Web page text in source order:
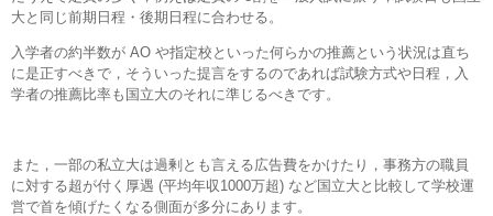
大と同じ前期日程・後期日程に合わせる。
入学者の約半数が AO や指定校といった何らかの推薦という状況は直ち
に是正すべきで，そういった提言をするのであれば試験方式や日程，入
学者の推薦比率も国立大のそれに準じるべきです。
また，一部の私立大は過剰とも言える広告費をかけたり，事務方の職員
に対する超が付く厚遇 (平均年収1000万超) など国立大と比較して学校運
営で首を傾げたくなる側面が多分にあります。